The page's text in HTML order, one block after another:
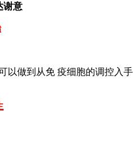
谢意
做到从免 疫细胞的调控入